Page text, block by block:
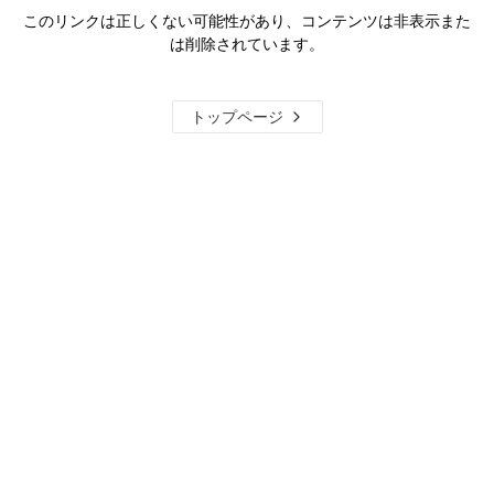
このリンクは正しくない可能性があり、コンテンツは非表示また
は削除されています。
トップページ